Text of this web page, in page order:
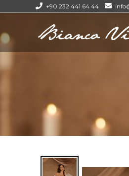
+90 232 441 64 44